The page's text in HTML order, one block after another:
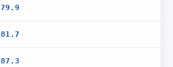
79.9
81.7
87.3